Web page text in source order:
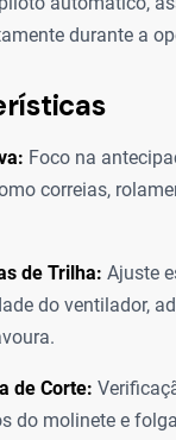
durante a
Foco na
correias,
de Trilha: Ajuste
do ventilador,
de Corte:
do molinete e